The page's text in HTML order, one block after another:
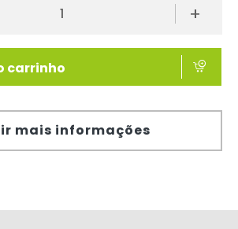
+
carrinho
mais informações